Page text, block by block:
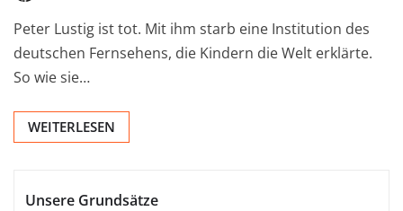
Peter Lustig ist tot. Mit ihm starb eine Institution des
deutschen Fernsehens, die Kindern die Welt erklärte.
So wie sie…
WEITERLESEN
Unsere Grundsätze